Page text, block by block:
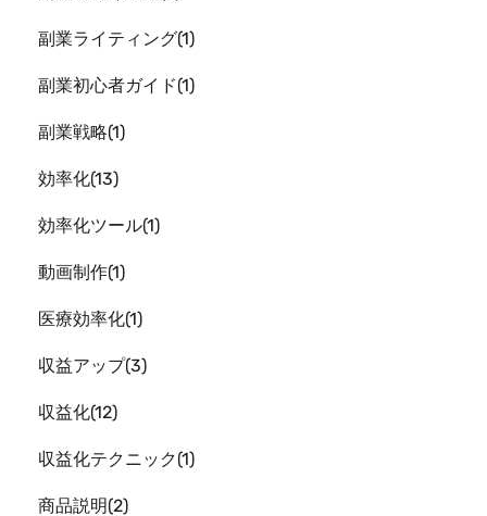
副業ライティング 1
副業初心者ガイド 1
副業戦略 1
効率化 13
効率化ツール 1
動画制作 1
医療効率化 1
収益アップ 3
収益化 12
収益化テクニック 1
商品説明 2